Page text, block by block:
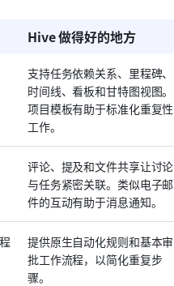
Hive 做得好的地方
支持任务依赖关系、里程碑、
时间线、看板和甘特图视图。
项目模板有助于标准化重复性
工作。
评论、提及和文件共享让讨论
与任务紧密关联。类似电子邮
件的互动有助于消息通知。
提供原生自动化规则和基本审
批工作流程，以简化重复步
骤。